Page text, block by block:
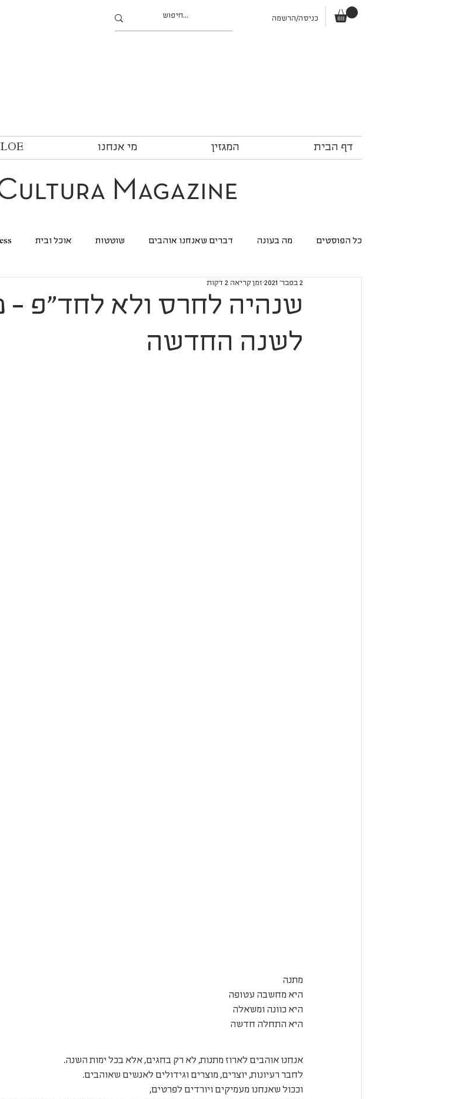
כניסה/הרשמה
דף הבית המגזין מי אנחנו
Magazine
כל הפוסטים מה בעונה דברים שאנחנו אוהבים שוטטות אוכל ובית
שנהיה לחרס ולא לחד"פ -
לשנה החדשה
2 בפבר׳ 2021 זמן קריאה 2 דקות
מתנה
היא מחשבה עטופה
היא כוונה ומשאלה
היא התחלה חדשה
אנחנו אוהבים לארוז מתנות, לא רק בחגים, אלא בכל ימות השנה.
לחבר רעיונות, יוצרים, מוצרים וגידולים לאנשים שאוהבים.
וככול שאנחנו מעמיקים ויורדים לפרטים,